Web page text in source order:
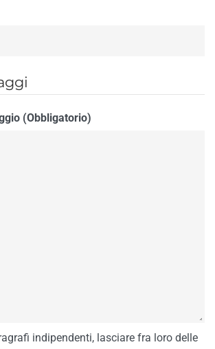
(Obbligatorio)
indipendenti, lasciare fra loro delle